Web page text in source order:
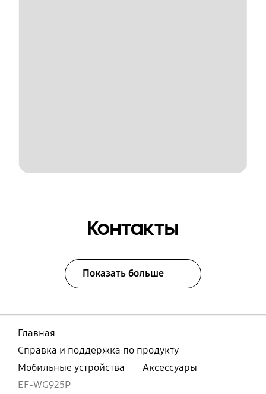
Контакты
Показать больше
Главная
Справка и поддержка по продукту
Мобильные устройства
Аксессуары
EF-WG925P